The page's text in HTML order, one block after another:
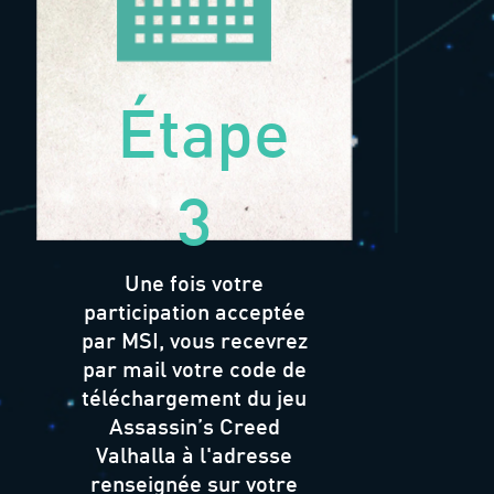
Étape
3
Une fois votre
participation acceptée
par MSI, vous recevrez
par mail votre code de
téléchargement du jeu
Assassin’s Creed
Valhalla à l'adresse
renseignée sur votre